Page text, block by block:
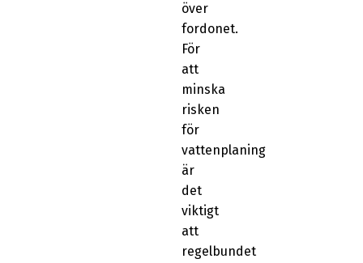
över
fordonet.
För
att
minska
risken
för
vattenplaning
är
det
viktigt
att
regelbundet